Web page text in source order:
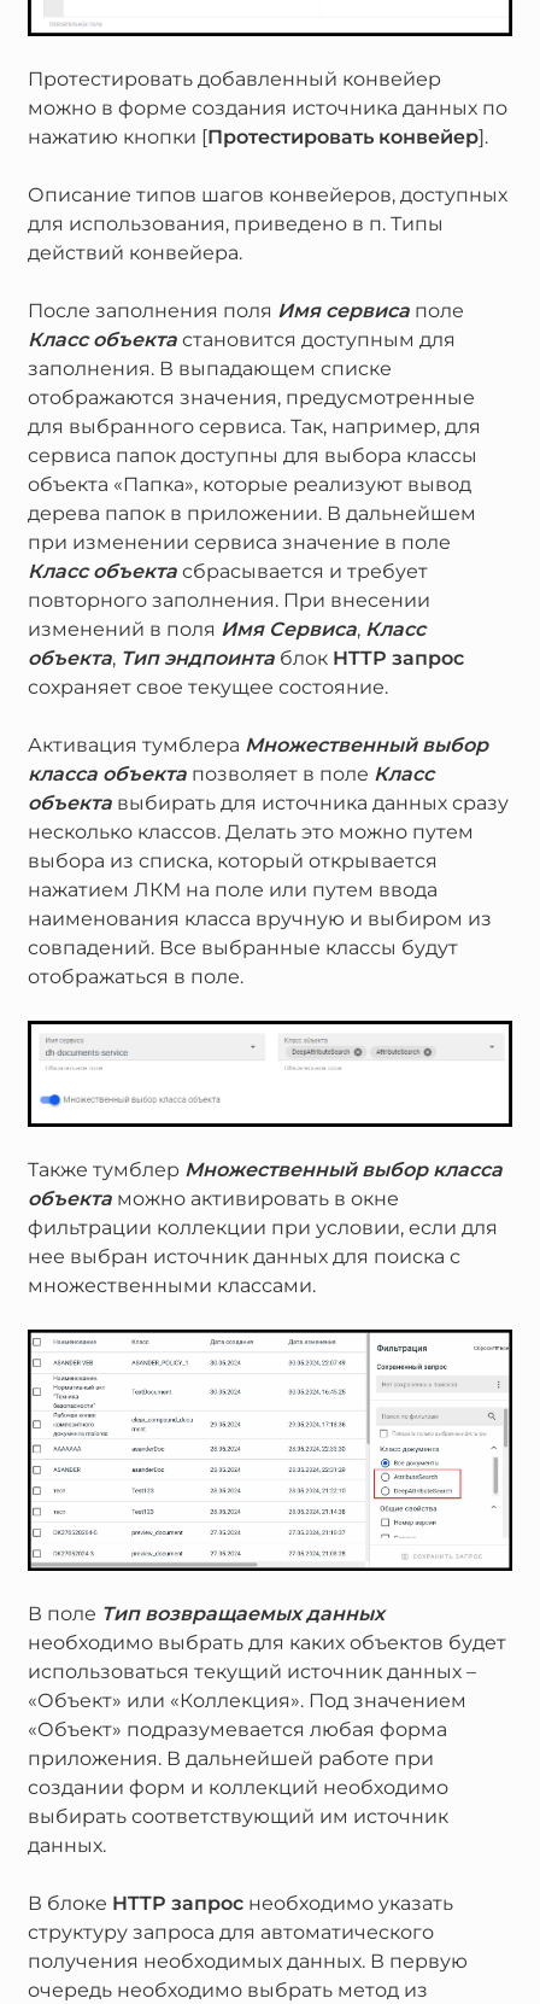
Протестировать добавленный конвейер
можно в форме создания источника данных по
нажатию кнопки [Протестировать конвейер].
Описание типов шагов конвейеров, доступных
для использования, приведено в п. Типы
действий конвейера.
После заполнения поля Имя сервисаполе
Класс объектастановится доступным для
заполнения. В выпадающем списке
отображаются значения, предусмотренные
для выбранного сервиса. Так, например, для
сервиса папок доступны для выбора классы
объекта «Папка», которые реализуют вывод
дерева папок в приложении. В дальнейшем
при изменении сервиса значение в поле
Класс объектасбрасывается и требует
повторного заполнения. При внесении
изменений в поля Имя Сервиса, Класс
объекта, Тип эндпоинтаблок HTTP запрос
сохраняет свое текущее состояние.
Активация тумблера Множественный выбор
класса объектапозволяет в поле Класс
объектавыбирать для источника данных сразу
несколько классов. Делать это можно путем
выбора из списка, который открывается
нажатием ЛКМ на поле или путем ввода
наименования класса вручную и выбиром из
совпадений. Все выбранные классы будут
отображаться в поле.
Также тумблер Множественный выбор класса
объектаможно активировать в окне
фильтрации коллекции при условии, если для
нее выбран источник данных для поиска с
множественными классами.
В поле Тип возвращаемых данных
необходимо выбрать для каких объектов будет
использоваться текущий источник данных –
«Объект» или «Коллекция». Под значением
«Объект» подразумевается любая форма
приложения. В дальнейшей работе при
создании форм и коллекций необходимо
выбирать соответствующий им источник
данных.
В блоке HTTP запроснеобходимо указать
структуру запроса для автоматического
получения необходимых данных. В первую
очередь необходимо выбрать метод из